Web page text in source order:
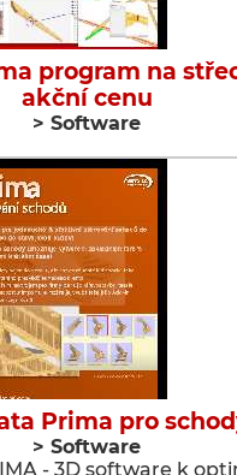
program na
akční cenu
> Software
Prima pro
> Software
- 3D software k